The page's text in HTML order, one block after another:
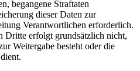
begangene Straftaten
dieser Daten zur
Verantwortlichen erforderlich.
Dritte erfolgt grundsätzlich nicht,
Weitergabe besteht oder die